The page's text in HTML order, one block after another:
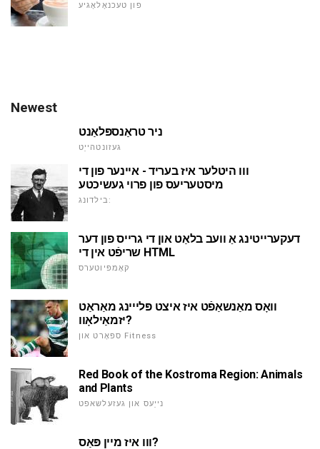
פון טעכנאָלאָגיע
Newest
ניר טראַנספּלאַנט
געזונטהייַט
ווו היטלער איז בעריד - איינער פון די
מיסטעריעס פון פרוי געשיכטע
בילדונג:
דעקערייטינג אַ וועב בלאַט און די גרייס פון דער
שריפֿט אין די HTML
קאָמפּיוטערס
וואָס מאַנשאַפֿט איז איצט פּלייינג מאַראַט
יזמאַילאָוו?
ספּאָרט און Fitness
Red Book of the Kostroma Region: Animals
and Plants
נייַעס און געזעלשאפט
ווו איז מיין פּאַס?